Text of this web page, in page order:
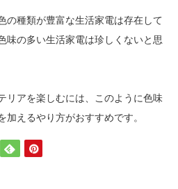
の種類が豊富な生活家電は存在して
味の多い生活家電は珍しくないと思
リアを楽しむには、このように色味
加えるやり方がおすすめです。